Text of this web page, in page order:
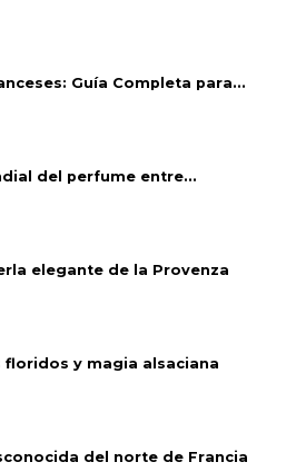
Guía Completa para...
del perfume entre...
elegante de la Provenza
floridos y magia alsaciana
del norte de Francia